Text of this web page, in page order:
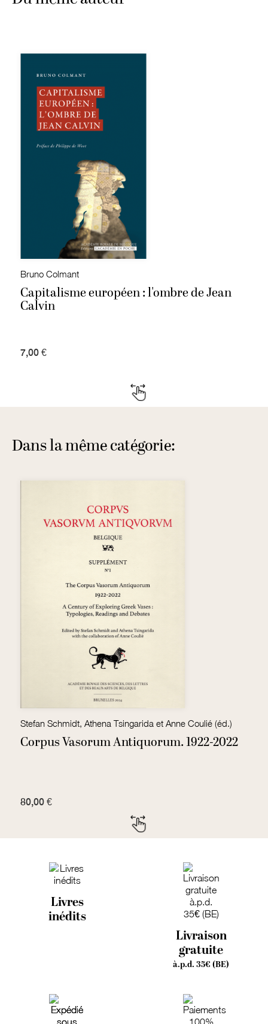
Bruno Colmant
Capitalisme européen : l'ombre de Jean
Calvin
7,00 €
Dans la même catégorie:
Stefan Schmidt, Athena Tsingarida et Anne Coulié (éd.)
Corpus Vasorum Antiquorum. 1922-2022
80,00 €
Livres
inédits
Livraison
gratuite
à.p.d. 35€ (BE)